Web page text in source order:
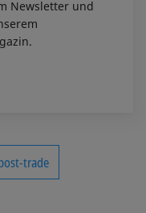
Newsletter und
trade